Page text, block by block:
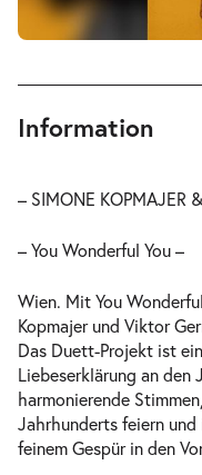
Information
– SIMONE KOPMAJER
– You Wonderful You –
Wien. Mit You
Kopmajer und Viktor
Das Duett-Projekt ist
Liebeserklärung an
harmonierende
Jahrhunderts feiern
feinem Gespür in den